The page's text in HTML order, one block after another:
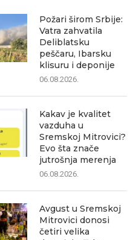
Požari širom Srbije:
Vatra zahvatila
Deliblatsku
peščaru, Ibarsku
klisuru i deponije
06.08.2026.
Kakav je kvalitet
vazduha u
Sremskoj Mitrovici?
Evo šta znače
jutrošnja merenja
06.08.2026.
Avgust u Sremskoj
Mitrovici donosi
četiri velika